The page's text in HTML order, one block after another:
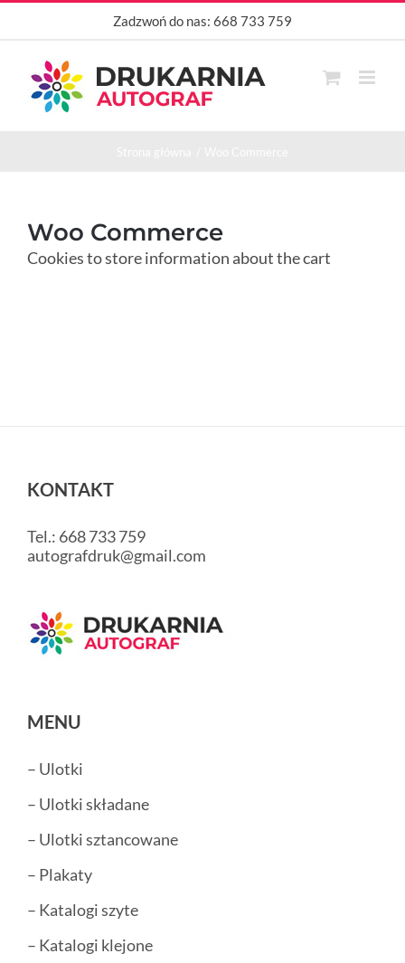
Przejdź
Zadzwoń do nas: 668 733 759
Woo Commerce
Cookies to store information about the cart
KONTAKT
Tel.: 668 733 759
autografdruk@gmail.com
MENU
– Ulotki
– Ulotki składane
– Ulotki sztancowane
– Plakaty
– Katalogi szyte
– Katalogi klejone